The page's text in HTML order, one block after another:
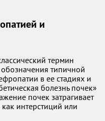
и
термин
типичной
в ее стадиях и
болезнь почек»
почек затрагивает
интерстиций или